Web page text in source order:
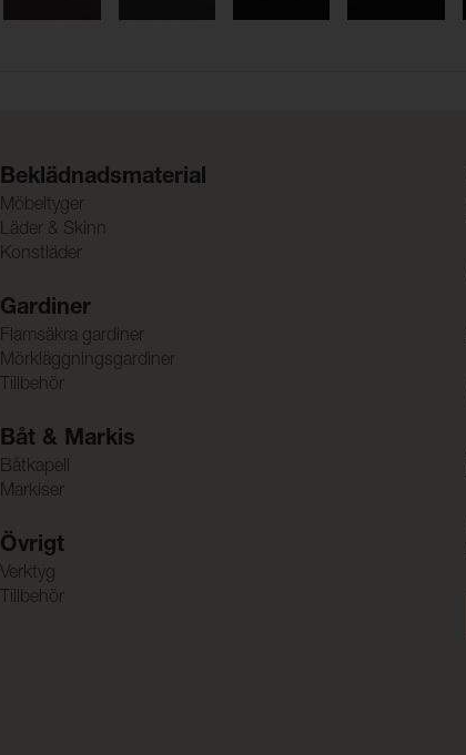
Beklädnadsmaterial
Möbeltyger
Läder & Skinn
Konstläder
Gardiner
Flamsäkra gardiner
Mörkläggningsgardiner
Tillbehör
Båt & Markis
Båtkapell
Markiser
Övrigt
Verktyg
Tillbehör